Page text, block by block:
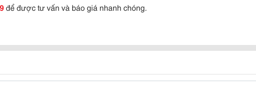
để được tư vấn và báo giá nhanh chóng.